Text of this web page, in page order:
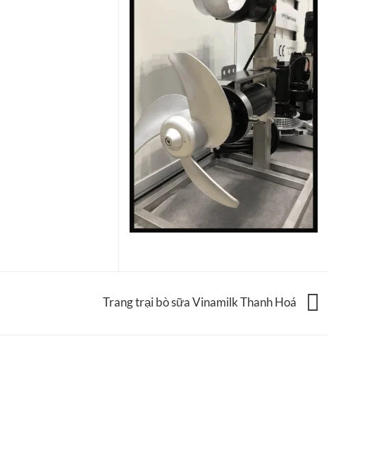
Nước
nhanh,
chính
xác,
ứng
dụng
công
nghiệp
Trang trại bò sữa Vinamilk Thanh Hoá